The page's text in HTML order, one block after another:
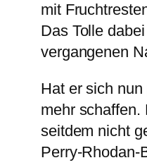
mit
Das Tolle
vergangenen
Hat er sich
mehr schaffen.
seitdem nicht
Perry-Rhodan-